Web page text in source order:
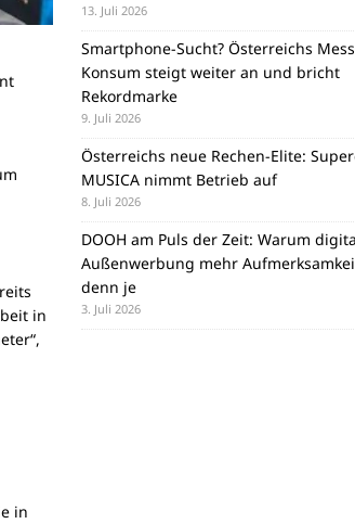
in
in
13. Juli 2026
Smartphone-Sucht? Österreichs
Konsum steigt weiter an und bricht
Rekordmarke
9. Juli 2026
Österreichs neue Rechen-Elite:
MUSICA nimmt Betrieb auf
8. Juli 2026
DOOH am Puls der Zeit: Warum
Außenwerbung mehr
denn je
3. Juli 2026